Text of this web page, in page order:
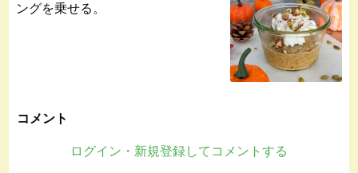
ングを乗せる。
コメント
ログイン・新規登録してコメントする